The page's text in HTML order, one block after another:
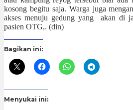
kosong begitu saja. Warga juga
akses menuju gedung yang akan di
pasien OTG,. (din)
Bagikan ini:
Menyukai ini: